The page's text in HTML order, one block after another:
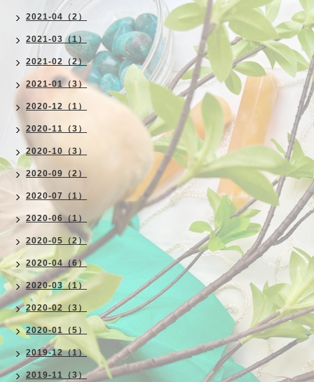
2021-04（2）
2021-03（1）
2021-02（2）
2021-01（3）
2020-12（1）
2020-11（3）
2020-10（3）
2020-09（2）
2020-07（1）
2020-06（1）
2020-05（2）
2020-04（6）
2020-03（1）
2020-02（3）
2020-01（5）
2019-12（1）
2019-11（3）